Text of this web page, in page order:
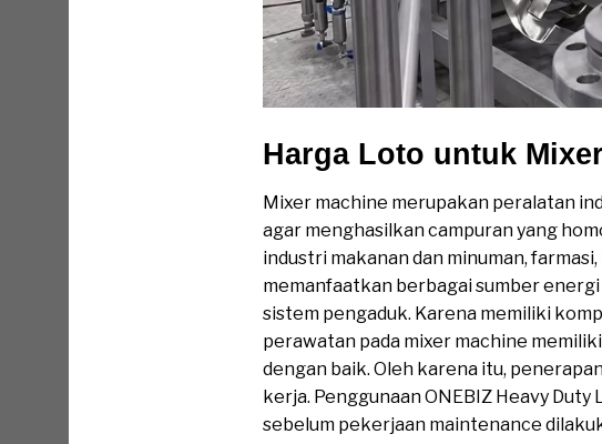
Harga Loto untuk
Mixer machine merupakan peralatan
agar menghasilkan campuran yang
industri makanan dan minuman,
memanfaatkan berbagai sumber
sistem pengaduk. Karena memiliki
perawatan pada mixer machine
dengan baik. Oleh karena itu,
kerja. Penggunaan ONEBIZ Heavy
sebelum pekerjaan maintenance